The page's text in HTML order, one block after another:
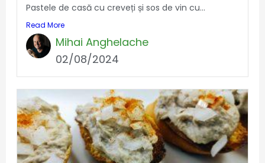
Pastele de casă cu creveți și sos de vin cu...
Read More
Mihai Anghelache
02/08/2024